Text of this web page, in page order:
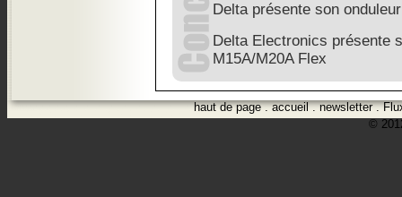
Delta présente son
Delta Electronics présente
M15A/M20A Flex
haut de page.accueil.newsletter.
©